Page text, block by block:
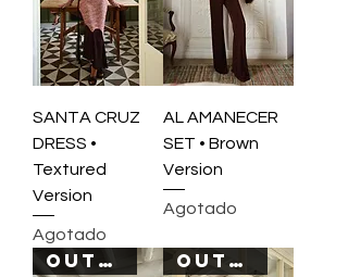
SANTA CRUZ
DRESS •
Textured
Version
Agotado
AL AMANECER
SET • Brown
Version
Agotado
OUT OF STOCK OUT OF STOCK